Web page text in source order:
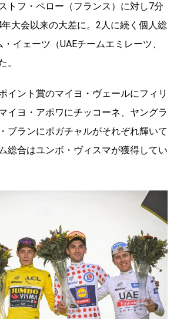
トフ・ペロー（フランス）に対し7分
大会以来の大差に。2人に続く個人総
イェーツ（UAEチームエミレーツ、
。
イント賞のマイヨ・ヴェールにフィリ
イヨ・アポワにチッコーネ、ヤングラ
ブランにポガチャルがそれぞれ輝いて
総合はユンボ・ヴィスマが獲得してい